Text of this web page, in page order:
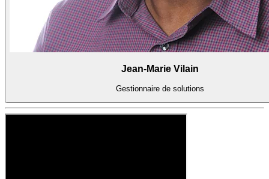
Jean-Marie Vilain
Gestionnaire de solutions